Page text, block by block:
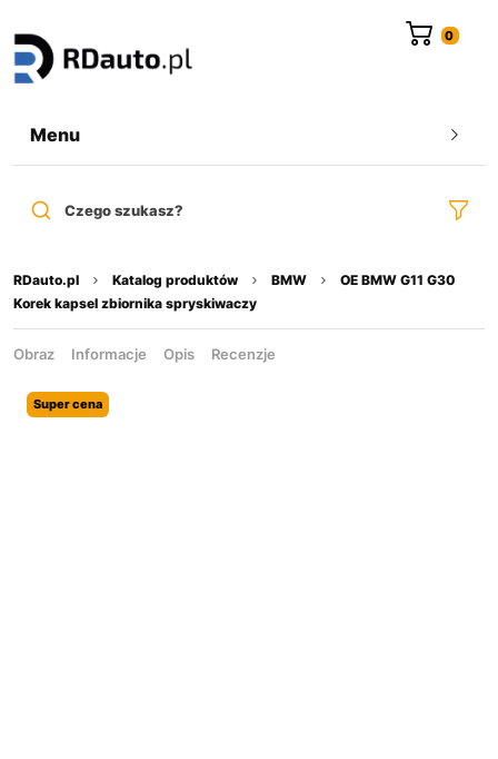
Menu
Czego szukasz?
RDauto.pl Katalog produktów BMW
OE BMW G11 G30
Korek kapsel zbiornika spryskiwaczy
Obraz Informacje Opis Recenzje
Super cena